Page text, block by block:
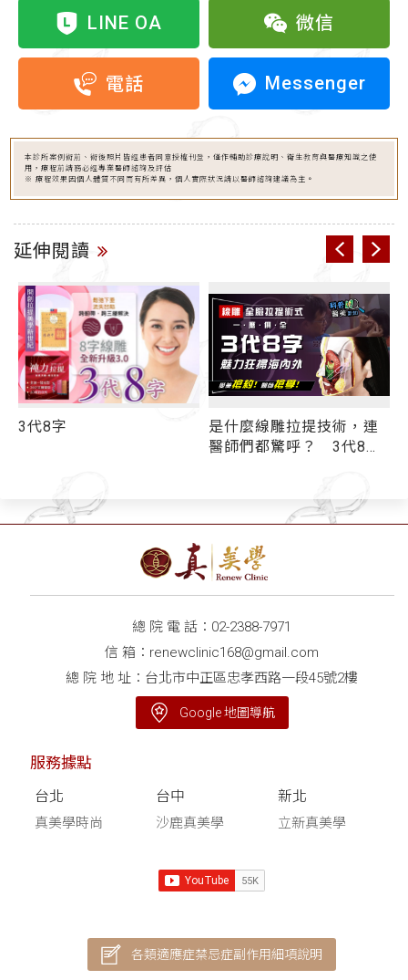
LINE OA 微信
電話 Messenger
本診所案例術前、術後照片皆經患者同意授權刊登，僅作輔助診療說明、衛生教育與醫療知識之使
用，療程前請務必經專業醫師諮詢及評估
※ 療程效果因個人體質不同而有所差異，個人實際狀況請以醫師諮詢建議為主。
延伸閱讀
3代8字
是什麼線雕拉提技術，連
醫師們都驚呼？ 3代8字
總 院 電 話： 02-2388-7971
信 箱： renewclinic168@gmail.com
總 院 地 址：台北市中正區忠孝西路一段45號2樓
Google 地圖導航
服務據點
台北
真美學時尚
台中
沙鹿真美學
新北
立新真美學
各類適應症禁忌症副作用細項說明